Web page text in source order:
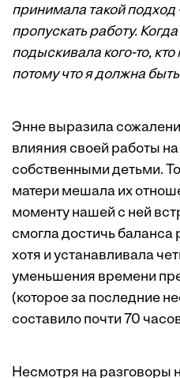
принимала такой подход
пропускать работу.
подыскивала кого-то,
потому что я должна
Энне выразила
влияния своей работы
собственными детьми.
матери мешала их
моменту нашей с ней
смогла достичь баланса
хотя и устанавливала
уменьшения времени
(которое за последние
составило почти 70
Несмотря на разговоры